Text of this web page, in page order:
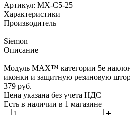
Артикул: MX-C5-25
Характеристики
Производитель
—
Siemon
Описание
—
Модуль MAX™ категории 5e
иконки и защитную резиновую
379 руб.
Цена указана без учета НДС
Есть в наличии в 1 магазине